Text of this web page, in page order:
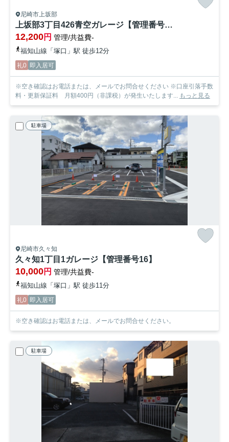
尼崎市上坂部
上坂部3丁目426青空ガレージ【管理番号14】
12,200円 管理/共益費-
福知山線「塚口」駅 徒歩12分
礼0 即入居可
※空き確認はお電話または、メールでお問合せください ※口座引落手数
料・更新保証料 月額400円（非課税）が発生いたします... もっと見る
駐車場
尼崎市久々知
久々知1丁目1ガレージ【管理番号16】
10,000円 管理/共益費-
福知山線「塚口」駅 徒歩11分
礼0 即入居可
※空き確認はお電話または、メールでお問合せください。
駐車場